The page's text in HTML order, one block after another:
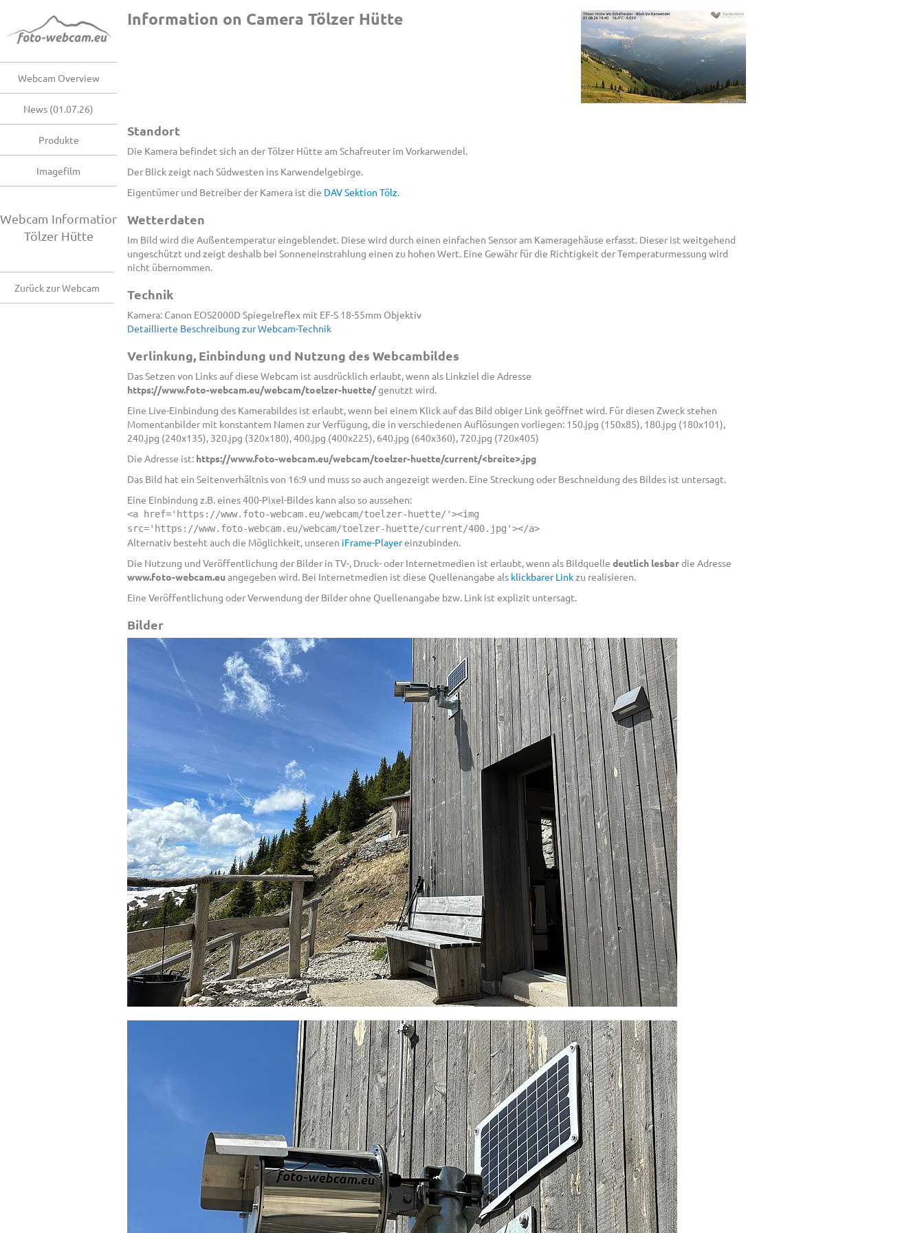
Webcam Overview
News (01.07.26)
Produkte
Imagefilm
Webcam Information
Tölzer Hütte
Zurück zur Webcam
Information on Camera Tölzer Hütte
Standort
Die Kamera befindet sich an der Tölzer Hütte am Schafreuter im Vorkarwendel.
Der Blick zeigt nach Südwesten ins Karwendelgebirge.
Eigentümer und Betreiber der Kamera ist die DAV Sektion Tölz.
Wetterdaten
Im Bild wird die Außentemperatur eingeblendet. Diese wird durch einen einfachen Sensor am Kameragehäuse erfasst. Dieser ist weitgehend
ungeschützt und zeigt deshalb bei Sonneneinstrahlung einen zu hohen Wert. Eine Gewähr für die Richtigkeit der Temperaturmessung wird
nicht übernommen.
Technik
Kamera: Canon EOS2000D Spiegelreflex mit EF-S 18-55mm Objektiv
Detaillierte Beschreibung zur Webcam-Technik
Verlinkung, Einbindung und Nutzung des Webcambildes
Das Setzen von Links auf diese Webcam ist ausdrücklich erlaubt, wenn als Linkziel die Adresse
https://www.foto-webcam.eu/webcam/toelzer-huette/genutzt wird.
Eine Live-Einbindung des Kamerabildes ist erlaubt, wenn bei einem Klick auf das Bild obiger Link geöffnet wird. Für diesen Zweck stehen
Momentanbilder mit konstantem Namen zur Verfügung, die in verschiedenen Auflösungen vorliegen: 150.jpg (150x85), 180.jpg (180x101),
240.jpg (240x135), 320.jpg (320x180), 400.jpg (400x225), 640.jpg (640x360), 720.jpg (720x405)
Die Adresse ist: https://www.foto-webcam.eu/webcam/toelzer-huette/current/<breite>.jpg
Das Bild hat ein Seitenverhältnis von 16:9 und muss so auch angezeigt werden. Eine Streckung oder Beschneidung des Bildes ist untersagt.
Eine Einbindung z.B. eines 400-Pixel-Bildes kann also so aussehen:
<a href='https://www.foto-webcam.eu/webcam/toelzer-huette/'><img
src='https://www.foto-webcam.eu/webcam/toelzer-huette/current/400.jpg'></a>
Alternativ besteht auch die Möglichkeit, unseren iFrame-Playereinzubinden.
Die Nutzung und Veröffentlichung der Bilder in TV-, Druck- oder Internetmedien ist erlaubt, wenn als Bildquelle deutlich lesbardie Adresse
www.foto-webcam.euangegeben wird. Bei Internetmedien ist diese Quellenangabe als klickbarer Linkzu realisieren.
Eine Veröffentlichung oder Verwendung der Bilder ohne Quellenangabe bzw. Link ist explizit untersagt.
Bilder